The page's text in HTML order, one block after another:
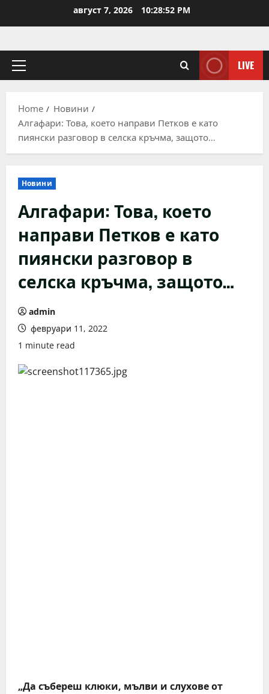
август 7, 2026 10:28:52 PM
Primary
LIVE
Home
Новини
Алгафари: Това, което направи Петков е като
пиянски разговор в селска кръчма, защото…
Новини
Алгафари: Това, което
направи Петков е като
пиянски разговор в
селска кръчма, защото…
admin
февруари 11, 2022
1 minute read
„Да събереш клюки, мълви и слухове от